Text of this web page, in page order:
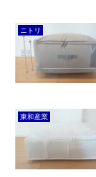
ニトリ
東和産業